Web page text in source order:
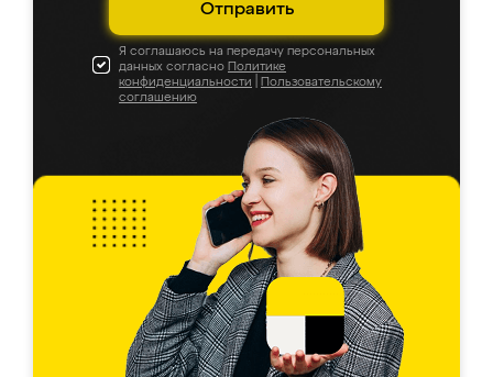
Отправить
Я соглашаюсь на передачу персональных
данных согласно Политике
конфиденциальности
Пользовательскому
соглашению